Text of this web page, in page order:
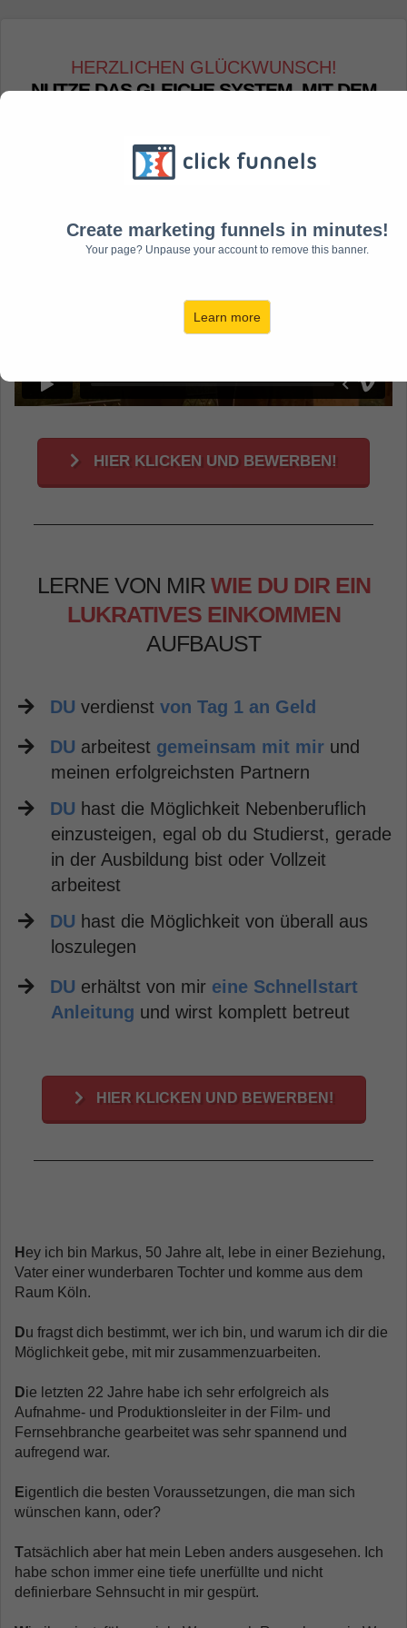
Create marketing funnels in minutes!
Your page? Unpause your account to remove this banner.
Learn more
HERZLICHEN GLÜCKWUNSCH!
NUTZE DAS GLEICHE SYSTEM, MIT DEM
VERWIRKLICHEN
HIER KLICKEN UND BEWERBEN!
LERNE VON MIR WIE DU DIR EIN
LUKRATIVES EINKOMMEN
AUFBAUST
DUverdienst von Tag 1 an Geld
DU arbeitest gemeinsam mit mir und
meinen erfolgreichsten Partnern
DU hast die Möglichkeit Nebenberuflich
einzusteigen, egal ob du Studierst, gerade
in der Ausbildung bist oder Vollzeit
arbeitest
DU hast die Möglichkeit von überall aus
loszulegen
DU erhältst von mir eine Schnellstart
Anleitung und wirst komplett betreut
HIER KLICKEN UND BEWERBEN!
H ey ich bin Markus, 50 Jahre alt, lebe in einer Beziehung,
Vater einer wunderbaren Tochter und komme aus dem
Raum Köln.
Du fragst dich bestimmt, wer ich bin, und warum ich dir die
Möglichkeit gebe, mit mir zusammenzuarbeiten.
Die letzten 22 Jahre habe ich sehr erfolgreich als
Aufnahme- und Produktionsleiter in der Film- und
Fernsehbranche gearbeitet was sehr spannend und
aufregend war.
Eigentlich die besten Voraussetzungen, die man sich
wünschen kann, oder?
Tatsächlich aber hat mein Leben anders ausgesehen. Ich
habe schon immer eine tiefe unerfüllte und nicht
definierbare Sehnsucht in mir gespürt.